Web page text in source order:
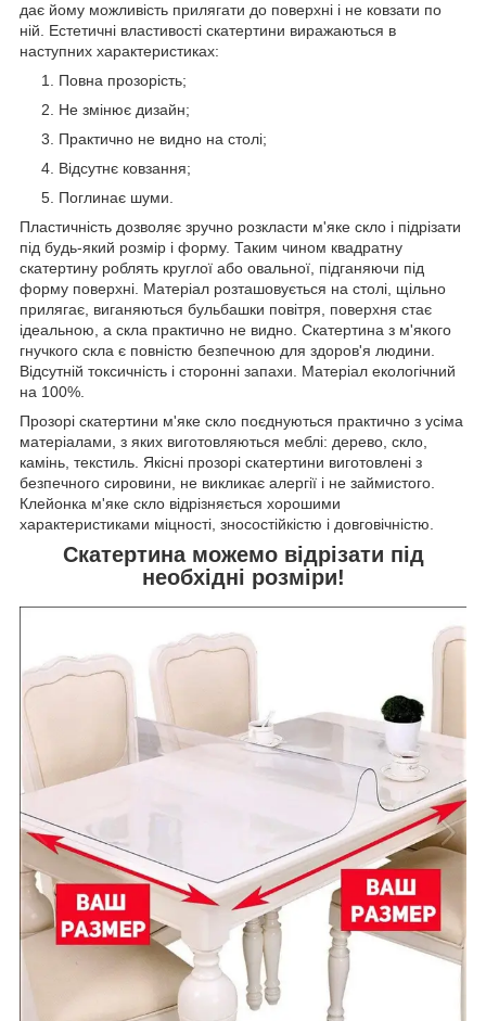
дає йому можливість прилягати до поверхні і не ковзати по
ній. Естетичні властивості скатертини виражаються в
наступних характеристиках:
Повна прозорість;
Не змінює дизайн;
Практично не видно на столі;
Відсутнє ковзання;
Поглинає шуми.
Пластичність дозволяє зручно розкласти м'яке скло і підрізати
під будь-який розмір і форму. Таким чином квадратну
скатертину роблять круглої або овальної, підганяючи під
форму поверхні. Матеріал розташовується на столі, щільно
прилягає, виганяються бульбашки повітря, поверхня стає
ідеальною, а скла практично не видно. Скатертина з м'якого
гнучкого скла є повністю безпечною для здоров'я людини.
Відсутній токсичність і сторонні запахи. Матеріал екологічний
на 100%.
Прозорі скатертини м'яке скло поєднуються практично з усіма
матеріалами, з яких виготовляються меблі: дерево, скло,
камінь, текстиль. Якісні прозорі скатертини виготовлені з
безпечного сировини, не викликає алергії і не займистого.
Клейонка м'яке скло відрізняється хорошими
характеристиками міцності, зносостійкістю і довговічністю.
Скатертина можемо відрізати під
необхідні розміри!